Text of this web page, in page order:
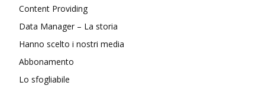
Content Providing
Data Manager – La storia
Hanno scelto i nostri media
Abbonamento
Lo sfogliabile